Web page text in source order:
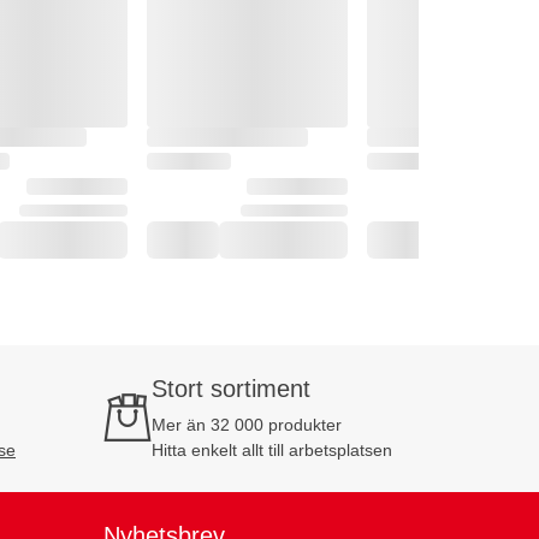
Stort sortiment
Mer än 32 000 produkter
Hitta enkelt allt till arbetsplatsen